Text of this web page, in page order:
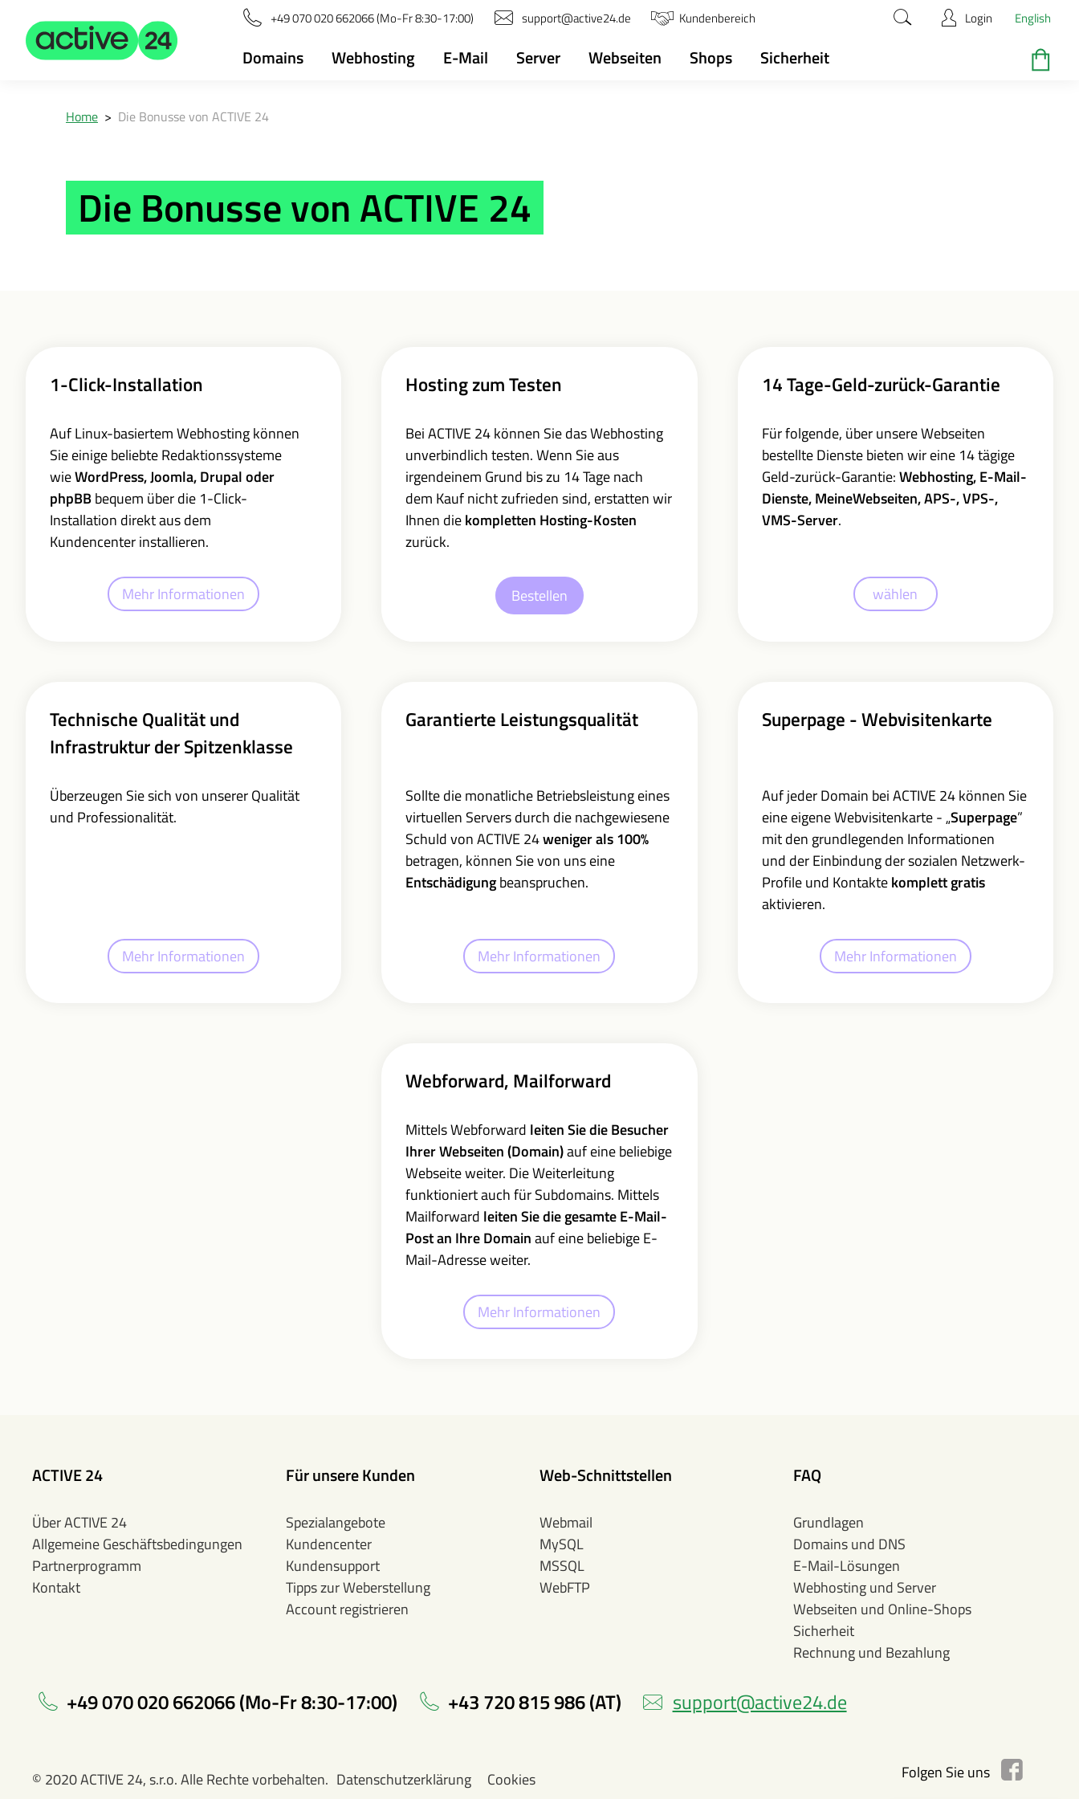
+49 070 020 662066 (Mo-Fr 8:30-17:00) support@active24.de Kundenbereich Login English
Domains Webhosting E-Mail Server Webseiten Shops Sicherheit
Home > Die Bonusse von ACTIVE 24
Die Bonusse von ACTIVE 24
1-Click-Installation
Auf Linux-basiertem Webhosting können
Sie einige beliebte Redaktionssysteme
wieWordPress, Joomla, Drupal oder
phpBBbequem über die 1-Click-
Installation direkt aus dem
Kundencenter installieren.
Mehr Informationen
Hosting zum Testen
Bei ACTIVE 24 können Sie das Webhosting
unverbindlich testen. Wenn Sie aus
irgendeinem Grund bis zu 14 Tage nach
dem Kauf nicht zufrieden sind, erstatten wir
Ihnen diekompletten Hosting-Kosten
zurück.
Bestellen
14 Tage-Geld-zurück-Garantie
Für folgende, über unsere Webseiten
bestellte Dienste bieten wir eine 14 tägige
Geld-zurück-Garantie:Webhosting, E-Mail-
Dienste, MeineWebseiten, APS-, VPS-,
VMS-Server.
wählen
Technische Qualität und
Infrastruktur der Spitzenklasse
Überzeugen Sie sich von unserer Qualität
und Professionalität.
Mehr Informationen
Garantierte Leistungsqualität
Sollte die monatliche Betriebsleistung eines
virtuellen Servers durch die nachgewiesene
Schuld von ACTIVE 24weniger als 100%
betragen, können Sie von uns eine
Entschädigungbeanspruchen.
Mehr Informationen
Superpage - Webvisitenkarte
Auf jeder Domain bei ACTIVE 24 können Sie
eine eigene Webvisitenkarte - „Superpage”
mit den grundlegenden Informationen
und der Einbindung der sozialen Netzwerk-
Profile und Kontaktekomplett gratis
aktivieren.
Mehr Informationen
Webforward, Mailforward
Mittels Webforward leiten Sie die Besucher
Ihrer Webseiten (Domain)auf eine beliebige
Webseite weiter. Die Weiterleitung
funktioniert auch für Subdomains. Mittels
Mailforward leiten Sie die gesamte E-Mail-
Post an Ihre Domainauf eine beliebige E-
Mail-Adresse weiter.
Mehr Informationen
ACTIVE 24
Über ACTIVE 24
Allgemeine Geschäftsbedingungen
Partnerprogramm
Kontakt
Für unsere Kunden
Spezialangebote
Kundencenter
Kundensupport
Tipps zur Weberstellung
Account registrieren
Web-Schnittstellen
Webmail
MySQL
MSSQL
WebFTP
FAQ
Grundlagen
Domains und DNS
E-Mail-Lösungen
Webhosting und Server
Webseiten und Online-Shops
Sicherheit
Rechnung und Bezahlung
+49 070 020 662066 (Mo-Fr 8:30-17:00) +43 720 815 986 (AT) support@active24.de
Folgen Sie uns
© 2020 ACTIVE 24, s.r.o. Alle Rechte vorbehalten. Datenschutzerklärung Cookies